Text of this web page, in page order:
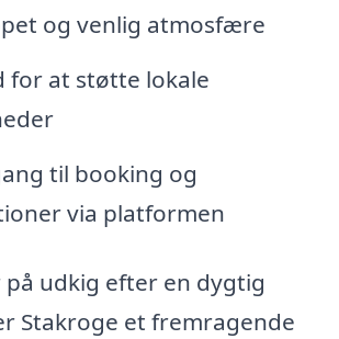
og venlig atmosfære
for at støtte lokale
til booking og
via platformen
på udkig efter en dygtig
Stakroge et fremragende